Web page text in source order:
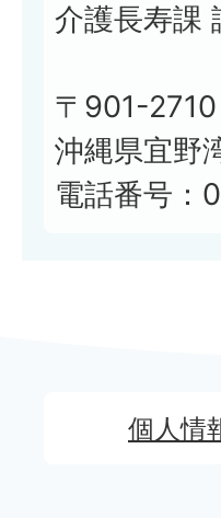
介護長寿課
〒901-2710
沖縄県宜野
電話番号
個人情